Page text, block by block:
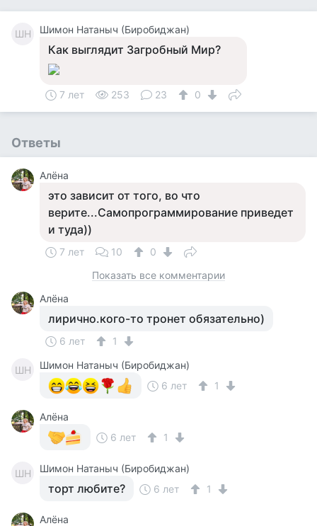
ШН Шимон Натаныч (Биробиджан)
Как выглядит Загробный Мир?
7 лет 253 23 0
Ответы
Алёна
это зависит от того, во что
верите...Самопрограммирование приведет
и туда))
7 лет 10
0
Показать все комментарии
Алёна
лирично.кого-то тронет обязательно)
6 лет 1
ШН
Шимон Натаныч (Биробиджан)
6 лет
1
Алёна
6 лет
1
ШН Шимон Натаныч (Биробиджан)
торт любите? 6 лет 1
Алёна